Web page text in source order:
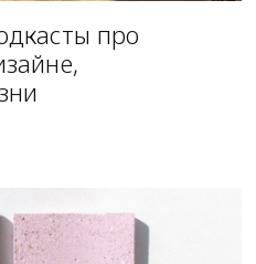
про